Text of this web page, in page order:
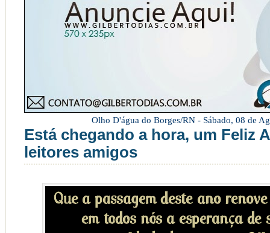
Olho D'água do Borges/RN - Sábado, 08 de
Está chegando a hora, um Feliz
leitores amigos